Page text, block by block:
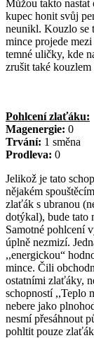
Můžou takto nastat
kupec honit svůj
neunikl. Kouzlo se
mince projede
temné uličky, kde
zrušit také
Pohlcení zlaťáku:
Magenergie: 0
Trvání: 1 směna
Prodleva: 0
Jelikož je tato
nějakém
zlaťák s ubranou
dotýkal), bude tato
Samotné pohlcení
úplně nezmizí.
,,energickou“
mince. Čili
ostatními zlaťáky,
schopností ,,Teplo
nebere jako
nesmí přesáhnout
pohltit pouze